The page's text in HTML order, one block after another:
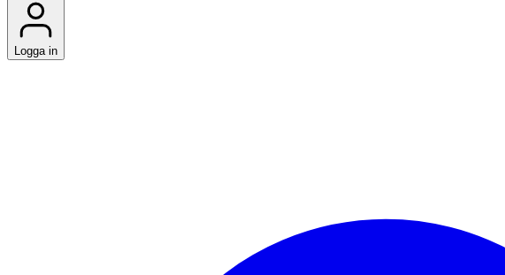
Logga in